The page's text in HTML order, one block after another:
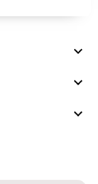


